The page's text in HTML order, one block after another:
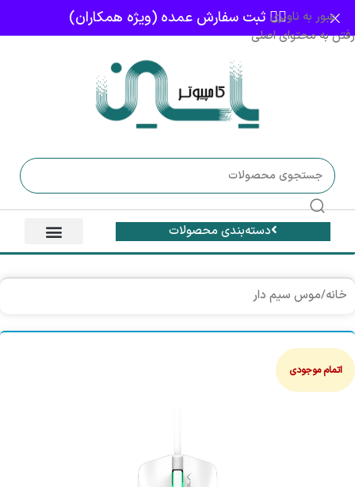
عبور به ناوبری
رفتن به محتوای اصلی
👈🏻 ثبت سفارش عمده (ویژه همکاران)
دسته‌بندی محصولات
خانه/موس سیم دار
اتمام موجودی